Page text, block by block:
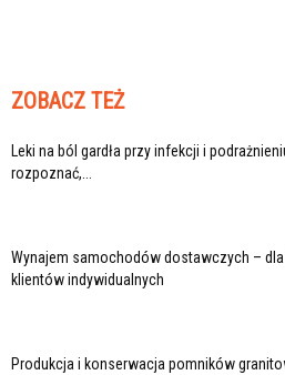
ZOBACZ TEŻ
Leki na ból gardła przy infekcji i
rozpoznać,...
Wynajem samochodów dostawczych – dla
klientów indywidualnych
Produkcja i konserwacja pomników